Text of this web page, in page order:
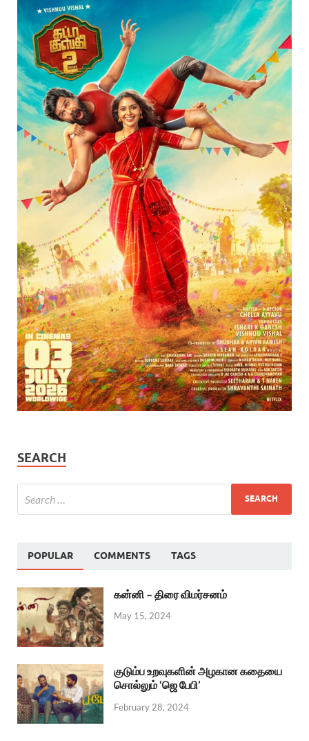
SEARCH
POPULAR COMMENTS TAGS
கன்னி – திரை விமர்சனம்
May 15, 2024
குடும்ப உறவுகளின் அழகான கதையை
சொல்லும் ‘ஜெ பேபி’
February 28, 2024